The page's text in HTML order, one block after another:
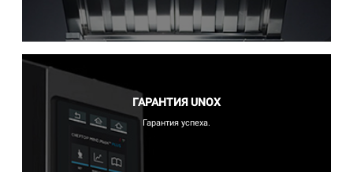
ГАРАНТИЯ UNOX
Гарантия успеха.